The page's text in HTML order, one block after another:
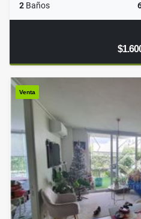
2 Baños
Venta